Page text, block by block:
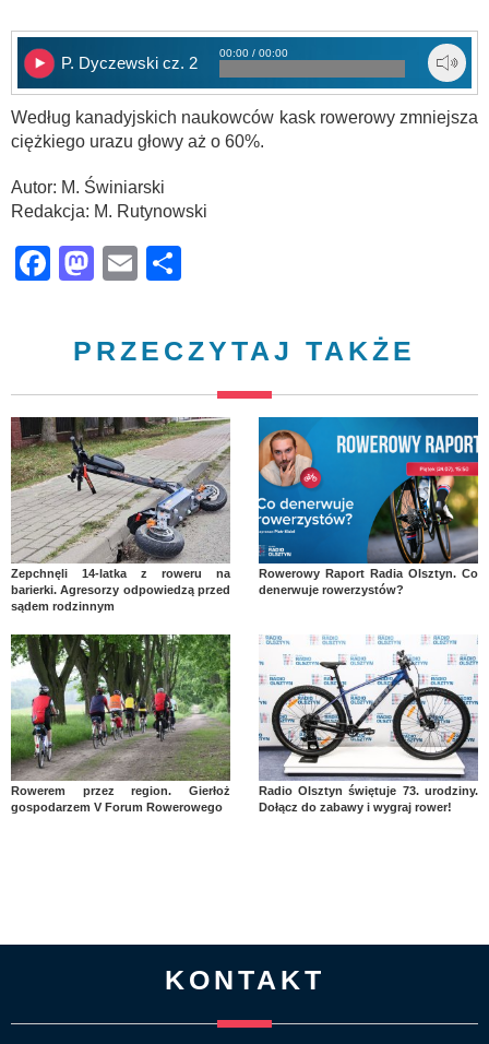
P. Dyczewski cz. 2
00:00 / 00:00
Według kanadyjskich naukowców kask rowerowy zmniejsza
ciężkiego urazu głowy aż o 60%.
Autor: M. Świniarski
Redakcja: M. Rutynowski
Facebook
Mastodon
Email
PRZECZYTAJ TAKŻE
Zepchnęli 14-latka z roweru na
barierki. Agresorzy odpowiedzą przed
sądem rodzinnym
Rowerowy Raport Radia Olsztyn. Co
denerwuje rowerzystów?
Rowerem przez region. Gierłoż
gospodarzem V Forum Rowerowego
Radio Olsztyn świętuje 73. urodziny.
Dołącz do zabawy i wygraj rower!
KONTAKT